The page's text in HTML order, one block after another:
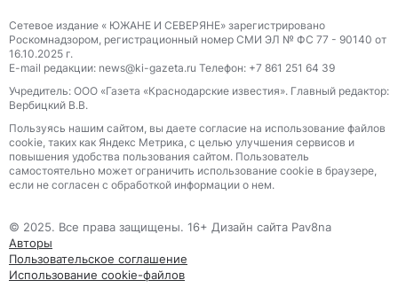
Сетевое издание « ЮЖАНЕ И СЕВЕРЯНЕ» зарегистрировано
Роскомнадзором, регистрационный номер СМИ ЭЛ № ФС 77 - 90140 от
16.10.2025 г.
E-mail редакции: news@ki-gazeta.ru Телефон: +7 861 251 64 39
Учредитель: ООО «Газета «Краснодарские известия». Главный редактор:
Вербицкий В.В.
Пользуясь нашим сайтом, вы даете согласие на использование файлов
сооkіе, таких как Яндекс Метрика, с целью улучшения сервисов и
повышения удобства пользования сайтом. Пользователь
самостоятельно может ограничить использование сооkіе в браузере,
если не согласен с обработкой информации о нем.
© 2025. Все права защищены. 16+ Дизайн сайта Pav8na
Авторы
Пользовательское соглашение
Использование cookie-файлов